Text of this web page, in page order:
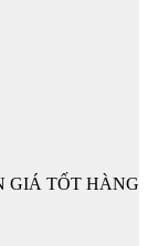
GIÁ TỐT HÀNG